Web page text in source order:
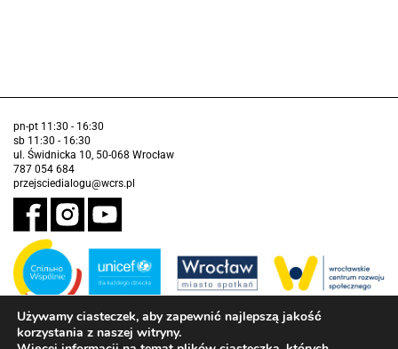
pn-pt 11:30 - 16:30
sb 11:30 - 16:30
ul. Świdnicka 10, 50-068 Wrocław
787 054 684
przejsciedialogu@wcrs.pl
Zadanie realizowane ze środków Gminy Wrocław w partnerstwie z
Używamy ciasteczek, aby zapewnić najlepszą jakość
korzystania z naszej witryny.